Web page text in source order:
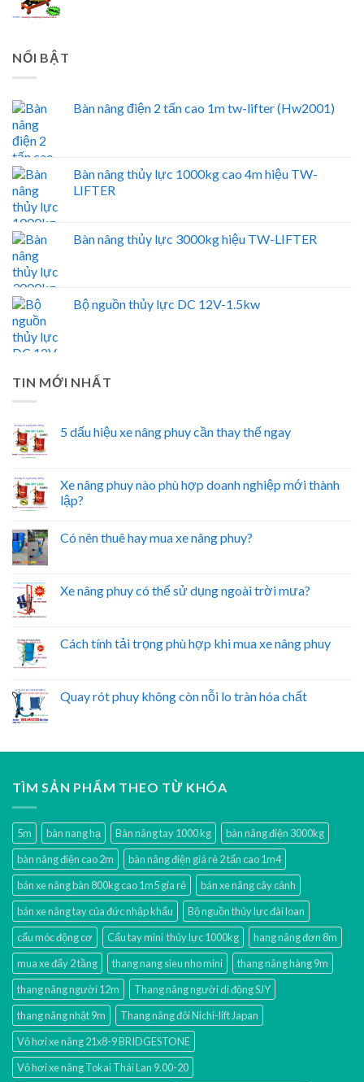
NỔI BẬT
Bàn nâng điện 2 tấn cao 1m tw-lifter (Hw2001)
Bàn nâng thủy lực 1000kg cao 4m hiệu TW-
LIFTER
Bàn nâng thủy lực 3000kg hiệu TW-LIFTER
Bộ nguồn thủy lực DC 12V-1.5kw
TIN MỚI NHẤT
5 dấu hiệu xe nâng phuy cần thay thế ngay
Xe nâng phuy nào phù hợp doanh nghiệp mới thành
lập?
Có nên thuê hay mua xe nâng phuy?
Xe nâng phuy có thể sử dụng ngoài trời mưa?
Cách tính tải trọng phù hợp khi mua xe nâng phuy
Quay rót phuy không còn nỗi lo tràn hóa chất
TÌM SẢN PHẨM THEO TỪ KHÓA
5m bàn nang hạ Bàn nâng tay 1000 kg
bàn nâng điện 3000kg
bàn nâng điện cao 2m
bàn nâng điện giá rẻ 2 tấn cao 1m4
bán xe nâng bàn 800kg cao 1m5 gía rẻ
bán xe nâng cây cảnh
bán xe nâng tay của đức nhập khẩu
Bộ nguồn thủy lực đài loan
cẩu móc động cơ
Cẩu tay mini thủy lực 1000kg
hang nâng đơn 8m
mua xe đẩy 2 tầng
thang nang sieu nho mini
thang nâng hàng 9m
thang nâng người 12m
Thang nâng người di động SJY
thang nâng nhật 9m
Thang nâng đôi Nichi-lift Japan
Vỏ hơi xe nâng 21x8-9 BRIDGESTONE
Vỏ hơi xe nâng Tokai Thái Lan 9.00-20